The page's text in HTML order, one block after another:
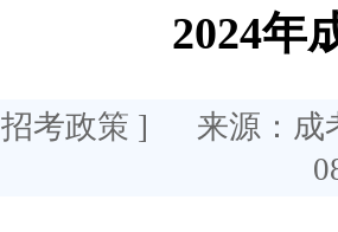
2024年
招考政策 ] 来源：成